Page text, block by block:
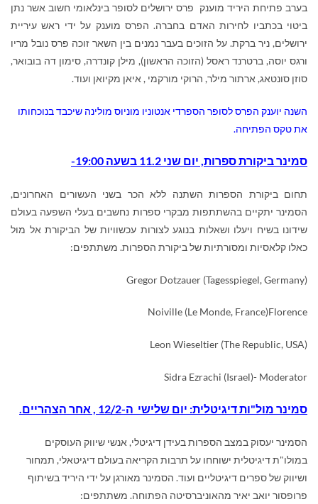
בערב פתיחת היריד מוענק פרס ירושלים לסופר בינלאומי חשוב אשר נתן
ביטוי בכתביו לחירות האדם בחברה. הפרס מוענק על ידי ראש עיריית
ירושלים, ניר ברקת. על הזוכים בעבר נמנים בין השאר זוכה פרס נובל מריו
ורגס יוסה, ברטרנד ראסל (הזוכה הראשון), מילן קונדרה, סימון דה בובואר,
סוזן סונטאג, ארתור מילר, הרוקי מורקמי , איאן מקיואן ועוד.
השנה יוענק הפרס לסופר הספרדי אנטוניו מוניוס מולינה שיכבד בנוכחותו
את טקס הפתיחה.
סמינר ביקורת ספרות, יום שני 11.2 בשעה 19:00-
תחום ביקורת הספרות השתנה ללא הכר בשני העשורים האחרונים,
הסמינר יתקיים בהשתתפות מבקרי ספרות נחשבים בעלי השפעה בעולם
שידונו בשיח ויעלו ושאלות בנוגע לצורות עכשוויות של הביקורת אל מול
כאלו קלאסיות ומסורתיות של ביקורת הספרות. משתתפים:
Gregor Dotzauer (Tagesspiegel, Germany)
Florence
Noiville (Le Monde, France)
Leon Wieseltier (The Republic, USA)
Sidra Ezrachi (Israel)- Moderator
סמינר מול"ות דיגיטלית: יום שלישי ה-12/2 , אחר הצהריים.
הסמינר יעסוק במצב הספרות בעידן דיגיטלי, אנשי שיווק העוסקים
במולו"ת דיגיטלית ישוחחו על תרבות הקריאה בעולם דיגיטאלי, תמחור
ושיווק של ספרים דיגיטליים ועוד. הסמינר מאורגן על ידי היריד בשיתוף
פרופסור יואב יאיר מהאוניברסיטה הפתוחה. משתתפים: